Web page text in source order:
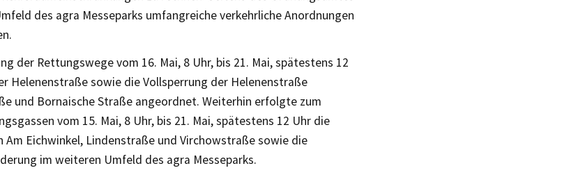
des agra Messeparks umfangreiche verkehrliche Anordnungen
der Rettungswege vom 16. Mai, 8 Uhr, bis 21. Mai, spätestens 12
Helenenstraße sowie die Vollsperrung der Helenenstraße
und Bornaische Straße angeordnet. Weiterhin erfolgte zum
vom 15. Mai, 8 Uhr, bis 21. Mai, spätestens 12 Uhr die
Am Eichwinkel, Lindenstraße und Virchowstraße sowie die
im weiteren Umfeld des agra Messeparks.